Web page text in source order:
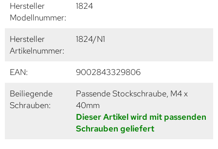
Hersteller
Modellnummer:
1824
Hersteller
Artikelnummer:
1824/N1
EAN:
9002843329806
Beiliegende
Schrauben:
Passende Stockschraube, M4 x
40mm
Dieser Artikel wird mit passenden
Schrauben geliefert